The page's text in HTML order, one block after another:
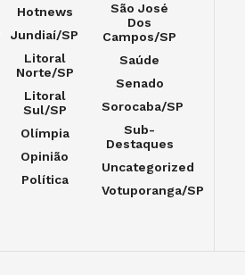
Hotnews
Jundiaí/SP
Litoral
Norte/SP
Litoral
Sul/SP
Olímpia
Opinião
Política
São José
Dos
Campos/SP
Saúde
Senado
Sorocaba/SP
Sub-
Destaques
Uncategorized
Votuporanga/SP